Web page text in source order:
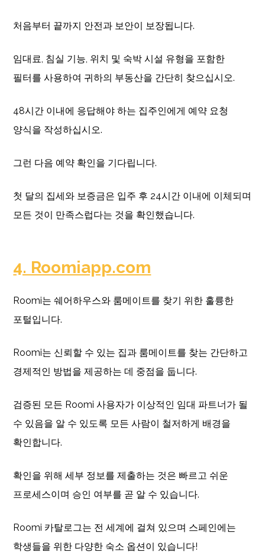
처음부터 끝까지 안전과 보안이 보장됩니다.
임대료, 침실 기능, 위치 및 숙박 시설 유형을 포함한
필터를 사용하여 귀하의 부동산을 간단히 찾으십시오.
48시간 이내에 응답해야 하는 집주인에게 예약 요청
양식을 작성하십시오.
그런 다음 예약 확인을 기다립니다.
첫 달의 집세와 보증금은 입주 후 24시간 이내에 이체되며
모든 것이 만족스럽다는 것을 확인했습니다.
4. Roomiapp.com
Roomi는 쉐어하우스와 룸메이트를 찾기 위한 훌륭한
포털입니다.
Roomi는 신뢰할 수 있는 집과 룸메이트를 찾는 간단하고
경제적인 방법을 제공하는 데 중점을 둡니다.
검증된 모든 Roomi 사용자가 이상적인 임대 파트너가 될
수 있음을 알 수 있도록 모든 사람이 철저하게 배경을
확인합니다.
확인을 위해 세부 정보를 제출하는 것은 빠르고 쉬운
프로세스이며 승인 여부를 곧 알 수 있습니다.
Roomi 카탈로그는 전 세계에 걸쳐 있으며 스페인에는
학생들을 위한 다양한 숙소 옵션이 있습니다!